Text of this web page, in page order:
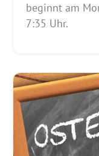
beginnt am
7:35 Uhr.